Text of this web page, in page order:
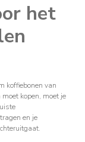
het
koffiebonen van
kopen, moet je
en je